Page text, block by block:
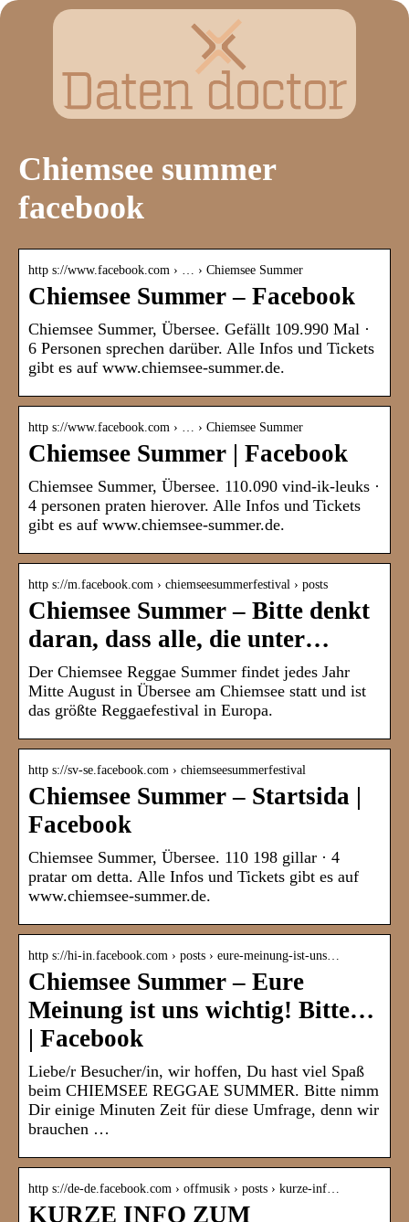
Chiemsee summer
facebook
http s://www.facebook.com › … › Chiemsee Summer
Chiemsee Summer – Facebook
Chiemsee Summer, Übersee. Gefällt 109.990 Mal ·
6 Personen sprechen darüber. Alle Infos und Tickets
gibt es auf www.chiemsee-summer.de.
http s://www.facebook.com › … › Chiemsee Summer
Chiemsee Summer | Facebook
Chiemsee Summer, Übersee. 110.090 vind-ik-leuks ·
4 personen praten hierover. Alle Infos und Tickets
gibt es auf www.chiemsee-summer.de.
http s://m.facebook.com › chiemseesummerfestival › posts
Chiemsee Summer – Bitte denkt
daran, dass alle, die unter…
Der Chiemsee Reggae Summer findet jedes Jahr
Mitte August in Übersee am Chiemsee statt und ist
das größte Reggaefestival in Europa.
http s://sv-se.facebook.com › chiemseesummerfestival
Chiemsee Summer – Startsida |
Facebook
Chiemsee Summer, Übersee. 110 198 gillar · 4
pratar om detta. Alle Infos und Tickets gibt es auf
www.chiemsee-summer.de.
http s://hi-in.facebook.com › posts › eure-meinung-ist-uns…
Chiemsee Summer – Eure
Meinung ist uns wichtig! Bitte…
| Facebook
Liebe/r Besucher/in, wir hoffen, Du hast viel Spaß
beim CHIEMSEE REGGAE SUMMER. Bitte nimm
Dir einige Minuten Zeit für diese Umfrage, denn wir
brauchen …
http s://de-de.facebook.com › offmusik › posts › kurze-inf…
KURZE INFO ZUM